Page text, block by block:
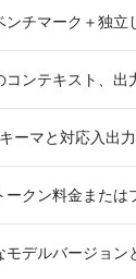
ンチマーク＋独立
コンテキスト、出
ーマと対応入出
ークン料金または
モデルバージョン